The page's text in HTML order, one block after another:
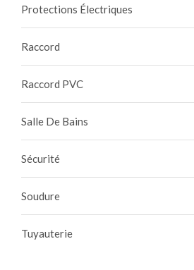
Protections Électriques
Raccord
Raccord PVC
Salle De Bains
Sécurité
Soudure
Tuyauterie